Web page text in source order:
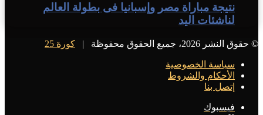
نتيجة مباراة مصر وإسبانيا فى بطولة العالم
لناشئات اليد
© حقوق النشر 2026، جميع الحقوق محفوظة | كورة 25
سياسة الخصوصية
الأحكام والشروط
إتصل بنا
فيسبوك